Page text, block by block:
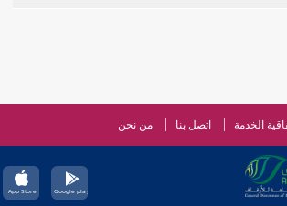
الخدمة اتصل بنا من نحن